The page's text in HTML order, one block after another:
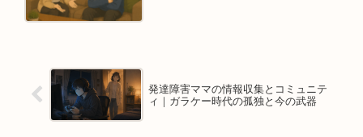
発達障害ママの情報収集とコミュニテ
ィ｜ガラケー時代の孤独と今の武器